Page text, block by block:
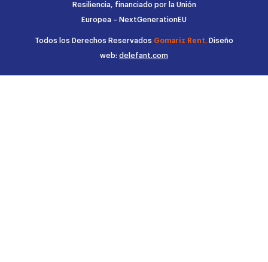
Resiliencia, financiado por la Unión
Europea – NextGenerationEU
Todos los Derechos Reservados Gomariz Rent. Diseño
web: delefant.com